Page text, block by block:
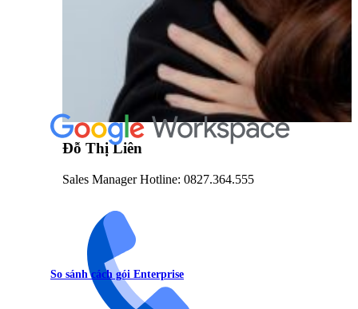
Đỗ Thị Liên
Sales Manager Hotline: 0827.364.555
So sánh cách gói Enterprise